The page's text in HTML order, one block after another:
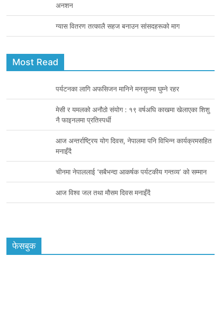
अनशन
ग्यास वितरण तत्कालै सहज बनाउन सांसदहरूको माग
Most Read
पर्यटनका लागि अफसिजन मानिने मनसुनमा घुम्ने रहर
मेसी र यमलको अनौठो संयोग : १९ वर्षअघि काखमा खेलाएका शिशु
नै फाइनलमा प्रतिस्पर्धी
आज अन्तर्राष्ट्रिय योग दिवस, नेपालमा पनि विभिन्न कार्यक्रमसहित
मनाइँदै
चीनमा नेपाललाई ‘सबैभन्दा आकर्षक पर्यटकीय गन्तव्य’ को सम्मान
आज विश्व जल तथा मौसम दिवस मनाइँदै
फेसबुक